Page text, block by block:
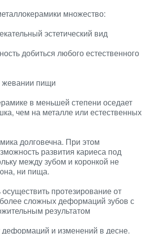
множество:
эстетический вид
добиться любого естественного
жевании пищи
в меньшей степени оседает
чем на металле или естественных
долговечна. При этом
развития кариеса под
между зубом и коронкой не
ни пища.
протезирование от
сложных деформаций зубов с
результатом
и изменений в десне.